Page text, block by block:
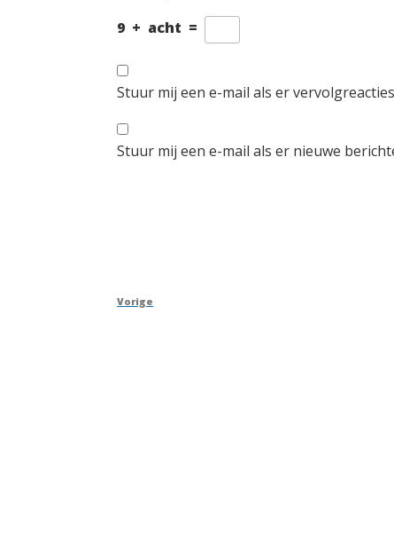
9 + acht =
Stuur mij een e-mail als er
Stuur mij een e-mail als er nieuwe
Berichtnavigatie
Vorig
Vorige